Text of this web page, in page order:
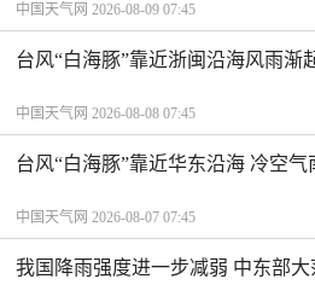
中国天气网 2026-08-09 07:45
台风“白海豚”靠近浙闽沿海风雨渐
中国天气网 2026-08-08 07:45
台风“白海豚”靠近华东沿海 冷空
中国天气网 2026-08-07 07:45
我国降雨强度进一步减弱 中东部